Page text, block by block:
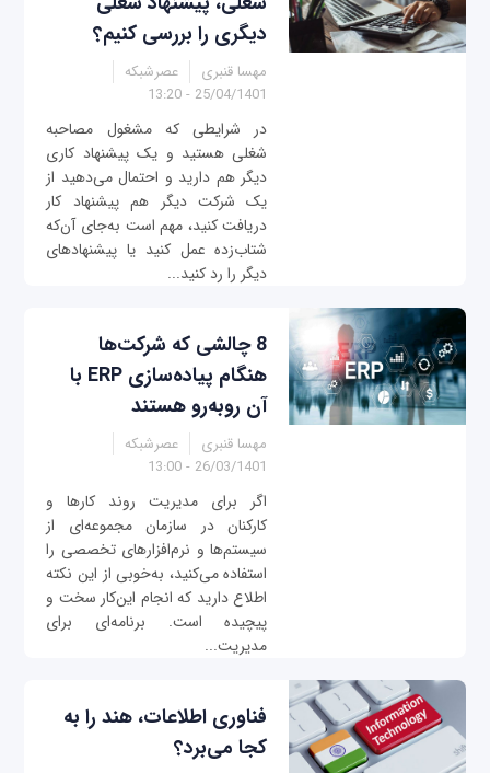
دیگری را بررسی کنیم؟
مهسا قنبری
عصرشبکه
25/04/1401 - 13:20
در شرایطی که مشغول مصاحبه
شغلی هستید و یک پیشنهاد کاری
دیگر هم دارید و احتمال می‌دهید از
یک شرکت دیگر هم پیشنهاد کار
دریافت کنید، مهم است به‌جای آن‌که
شتاب‌زده عمل کنید یا پیشنهادهای
دیگر را رد کنید...
8 چالشی که شرکت‌ها
هنگام پیاده‌سازی ERP با
آن روبه‌رو هستند
مهسا قنبری
عصرشبکه
26/03/1401 - 13:00
اگر برای مدیریت روند کارها و
کارکنان در سازمان مجموعه‌ای از
سیستم‌ها و نرم‌افزارهای تخصصی را
استفاده می‌کنید، به‌خوبی از این نکته
اطلاع دارید که انجام این‌کار سخت و
پیچیده‌ است. برنامه‌ای برای
مدیریت...
فناوری اطلاعات، هند را به
کجا می‌برد؟